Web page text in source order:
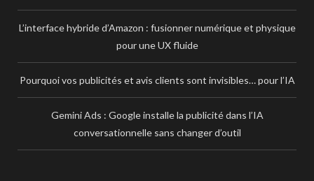
L’interface hybride d’Amazon : fusionner numérique et physique
pour une UX fluide
Pourquoi vos publicités et avis clients sont invisibles… pour l’IA
Gemini Ads : Google installe la publicité dans l’IA
conversationnelle sans changer d’outil